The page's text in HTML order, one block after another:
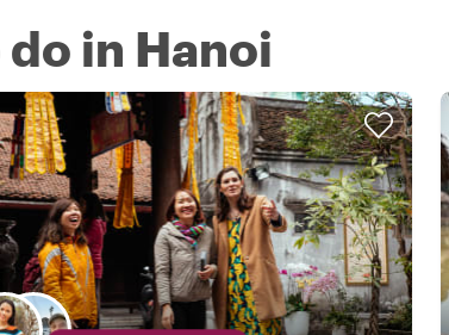
in Hanoi